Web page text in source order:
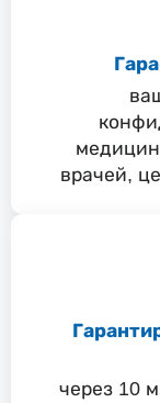
врачей,
через 10